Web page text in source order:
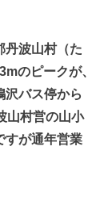
丹波山村（た
のピークが、
沢バス停から
山村営の山小
すが通年営業